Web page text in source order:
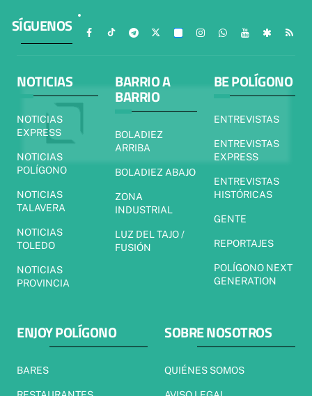
SÍGUENOS
NOTICIAS
NOTICIAS
EXPRESS
NOTICIAS
POLÍGONO
NOTICIAS
TALAVERA
NOTICIAS
TOLEDO
NOTICIAS
PROVINCIA
BARRIO A
BARRIO
BOLADIEZ
ARRIBA
BOLADIEZ ABAJO
ZONA
INDUSTRIAL
LUZ DEL TAJO /
FUSIÓN
BE POLÍGONO
ENTREVISTAS
ENTREVISTAS
EXPRESS
ENTREVISTAS
HISTÓRICAS
GENTE
REPORTAJES
POLÍGONO NEXT
GENERATION
ENJOY POLÍGONO
BARES
SOBRE NOSOTROS
QUIÉNES SOMOS